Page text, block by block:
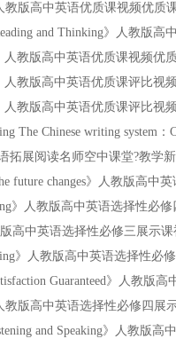
教版高中英语优质课视频优质
and Thinking》人教版高
人教版高中英语优质课视频优
人教版高中英语优质课评比视
人教版高中英语优质课评比视
The Chinese writing system
拓展阅读名师空中课堂?教学
future changes》人教版高中
》人教版高中英语选择性必
高中英语选择性必修三展示
》人教版高中英语选择性必
Guaranteed》人教版
教版高中英语选择性必修四展
and Speaking》人教版